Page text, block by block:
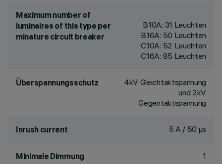
Maximum number of
luminaires of this type per
minature circuit breaker
B10A: 31 Leuchten
B16A: 50 Leuchten
C10A: 52 Leuchten
C16A: 85 Leuchten
Überspannungsschutz
4kV Gleichtaktspannung
und 2kV
Gegentaktspannung
Inrush current 5 A / 50 µs
Minimale Dimmung 1